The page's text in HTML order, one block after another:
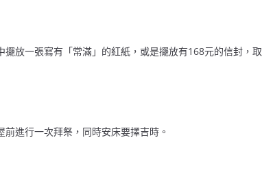
放一張寫有「常滿」的紅紙，或是擺放有168元的信封，取
進行一次拜祭，同時安床要擇吉時。